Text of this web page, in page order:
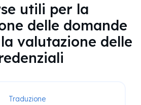
utili per la
delle domande
valutazione delle
Traduzione